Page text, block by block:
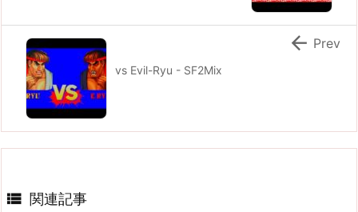
vs Evil-Ryu - SF2Mix
 Prev
 関連記事